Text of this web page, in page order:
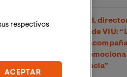
Amparo Suay Madrid,
en Comunicación de VIU:
una voz cercana que
espacio de conexión
con la audiencia”
respectivos
ACEPTAR